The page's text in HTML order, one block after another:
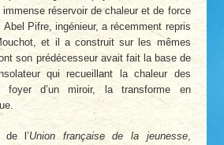
réservoir de chaleur et de force
Pifre, ingénieur, a récemment repris
et il a construit sur les mêmes
son prédécesseur avait fait la base de
qui recueillant la chaleur des
foyer d’un miroir, la transforme en
de l’Union française de la jeunesse,